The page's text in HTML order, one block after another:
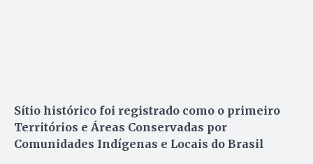
Sítio histórico foi registrado como o primeiro
Territórios e Áreas Conservadas por
Comunidades Indígenas e Locais do Brasil